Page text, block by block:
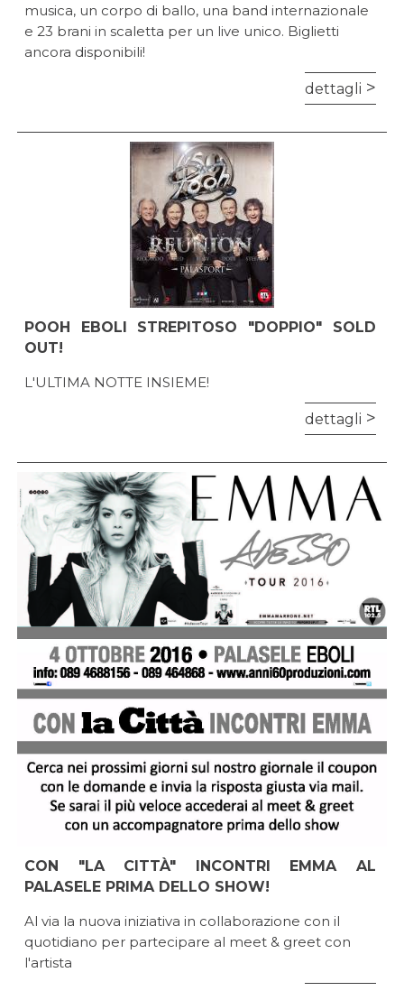
musica, un corpo di ballo, una band internazionale
e 23 brani in scaletta per un live unico. Biglietti
ancora disponibili!
dettagli
POOH EBOLI STREPITOSO "DOPPIO" SOLD
OUT!
L'ULTIMA NOTTE INSIEME!
dettagli
CON "LA CITTÀ" INCONTRI EMMA AL
PALASELE PRIMA DELLO SHOW!
Al via la nuova iniziativa in collaborazione con il
quotidiano per partecipare al meet & greet con
l'artista